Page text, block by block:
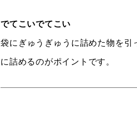
でてこいでてこい
袋にぎゅうぎゅうに詰めた物を
に詰めるのがポイントです。